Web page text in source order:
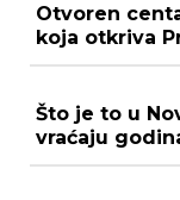
Otvoren
koja otkriva
Što je to u
vraćaju